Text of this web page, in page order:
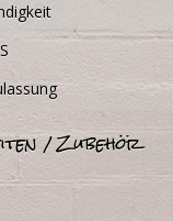
/ Zubehör